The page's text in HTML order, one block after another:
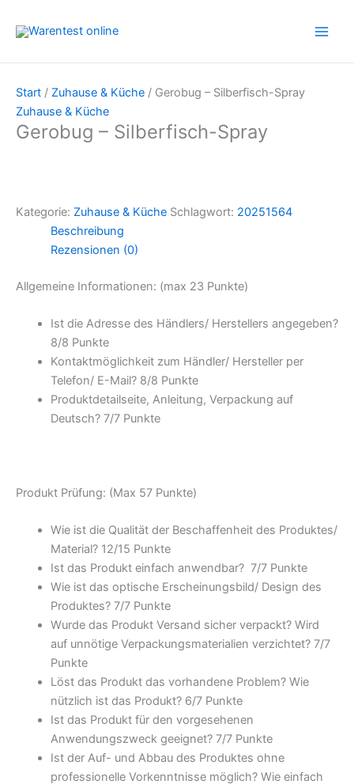
Inhalt
Start / Zuhause & Küche / Gerobug – Silberfisch-Spray
Zuhause & Küche
Gerobug – Silberfisch-Spray
Kategorie: Zuhause & Küche Schlagwort: 20251564
Beschreibung
Rezensionen (0)
Allgemeine Informationen: (max 23 Punkte)
Ist die Adresse des Händlers/ Herstellers angegeben?
8/8 Punkte
Kontaktmöglichkeit zum Händler/ Hersteller per
Telefon/ E-Mail? 8/8 Punkte
Produktdetailseite, Anleitung, Verpackung auf
Deutsch? 7/7 Punkte
Produkt Prüfung: (Max 57 Punkte)
Wie ist die Qualität der Beschaffenheit des Produktes/
Material? 12/15 Punkte
Ist das Produkt einfach anwendbar? 7/7 Punkte
Wie ist das optische Erscheinungsbild/ Design des
Produktes? 7/7 Punkte
Wurde das Produkt Versand sicher verpackt? Wird
auf unnötige Verpackungsmaterialien verzichtet? 7/7
Punkte
Löst das Produkt das vorhandene Problem? Wie
nützlich ist das Produkt? 6/7 Punkte
Ist das Produkt für den vorgesehenen
Anwendungszweck geeignet? 7/7 Punkte
Ist der Auf- und Abbau des Produktes ohne
professionelle Vorkenntnisse möglich? Wie einfach